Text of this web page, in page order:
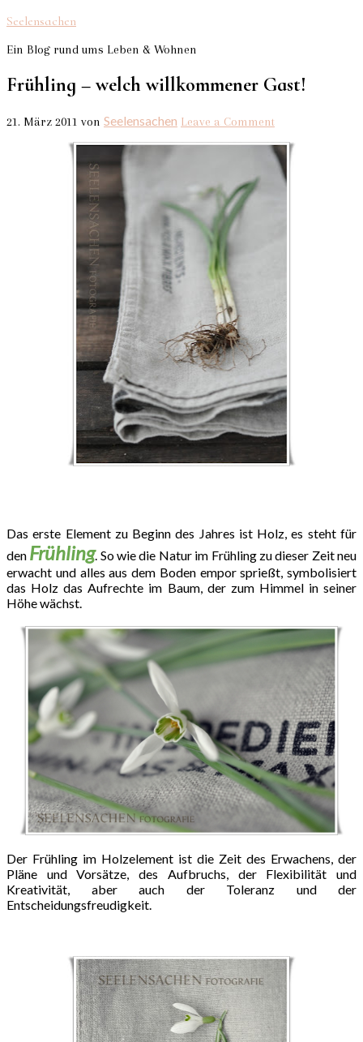
Seelensachen
Ein Blog rund ums Leben & Wohnen
Frühling – welch willkommener Gast!
21. März 2011 von Seelensachen Leave a Comment
Das erste Element zu Beginn des Jahres ist Holz, es steht für
den Frühling. So wie die Natur im Frühling zu dieser Zeit neu
erwacht und alles aus dem Boden empor sprießt, symbolisiert
das Holz das Aufrechte im Baum, der zum Himmel in seiner
Höhe wächst.
Der Frühling im Holzelement ist die Zeit des Erwachens, der
Pläne und Vorsätze, des Aufbruchs, der Flexibilität und
Kreativität, aber auch der Toleranz und der
Entscheidungsfreudigkeit.